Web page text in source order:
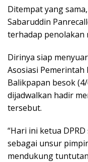
Ditempat yang
Sabaruddin
terhadap penolakan
Dirinya siap
Asosiasi Pemerintah
Balikpapan besok
dijadwalkan hadir
tersebut.
“Hari ini ketua
sebagai unsur
mendukung